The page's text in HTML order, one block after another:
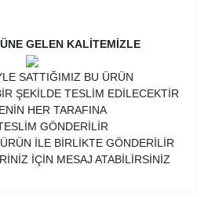
GELEN KALİTEMİZLE
SATTIĞIMIZ BU ÜRÜN
ŞEKİLDE TESLİM EDİLECEKTİR
HER TARAFINA
GÖNDERİLİR
İLE BİRLİKTE GÖNDERİLİR
İÇİN MESAJ ATABİLİRSİNİZ